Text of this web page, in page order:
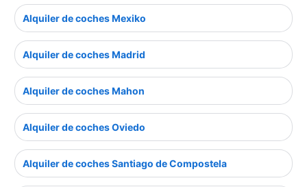
Alquiler de coches Mexiko
Alquiler de coches Madrid
Alquiler de coches Mahon
Alquiler de coches Oviedo
Alquiler de coches Santiago de Compostela